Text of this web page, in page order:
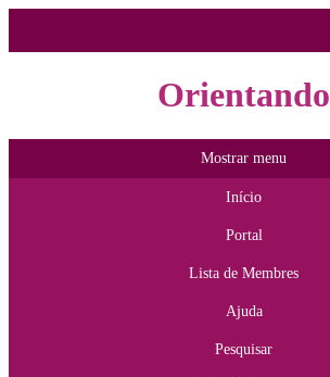
Orientando
Mostrar menu
Início
Portal
Lista de Membres
Ajuda
Pesquisar